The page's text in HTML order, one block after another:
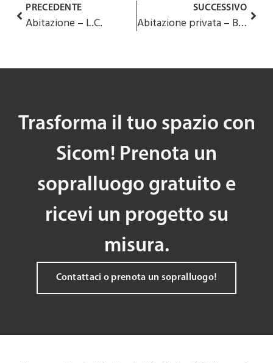
PRECEDENTE
Abitazione – L.C.
SUCCESSIVO
Abitazione privata – B.E.
Trasforma il tuo spazio con
Sicom! Prenota un
sopralluogo gratuito e
ricevi un progetto su
misura.
Contattaci o prenota un sopralluogo!